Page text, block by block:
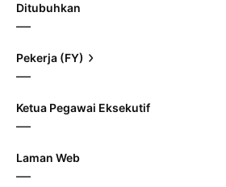
Ditubuhkan
—
Pekerja (FY)
—
Ketua Pegawai Eksekutif
—
Laman Web
—